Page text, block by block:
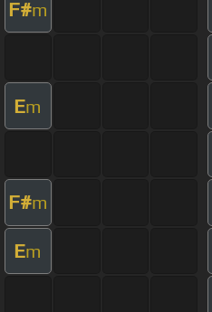
F#m
Em
F#m
Em